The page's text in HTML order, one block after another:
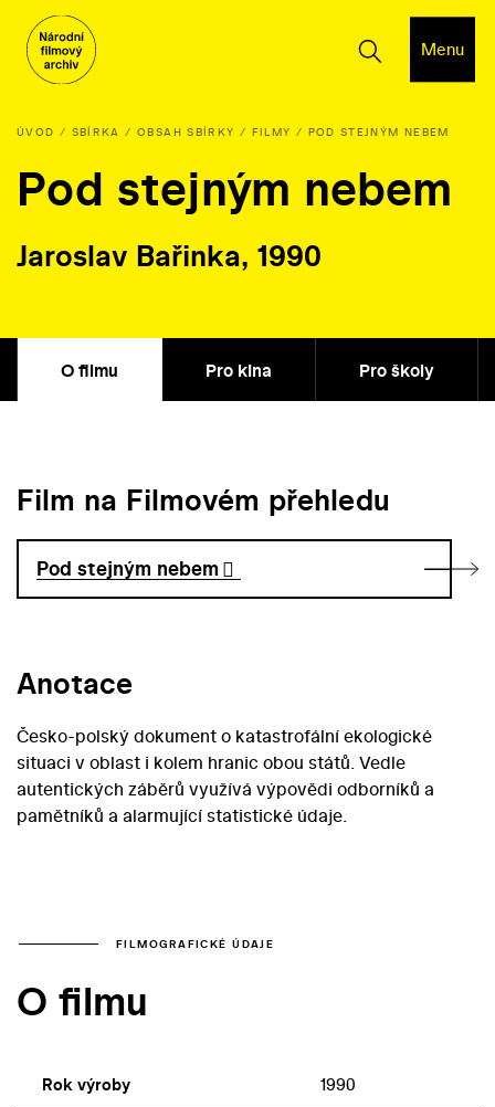
Menu
ÚVOD SBÍRKA OBSAH SBÍRKY FILMY POD STEJNÝM NEBEM
Pod stejným nebem
Jaroslav Bařinka, 1990
O filmu Pro kina Pro školy
Film na Filmovém přehledu
Pod stejným nebem
Anotace
Česko-polský dokument o katastrofální ekologické
situaci v oblast i kolem hranic obou států. Vedle
autentických záběrů využívá výpovědi odborníků a
pamětníků a alarmující statistické údaje.
FILMOGRAFICKÉ ÚDAJE
O filmu
Rok výroby 1990